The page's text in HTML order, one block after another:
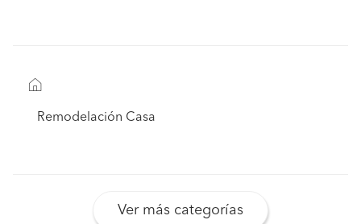
Remodelación Casa
Ver más categorías